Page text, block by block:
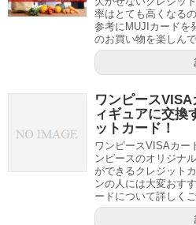
率はとても高くなる
参考にMUJIカードを
のお買い物を楽しん
ワンピース
ィギュアに交換
ットカード！
ワンピースVISAカー
ンピースのオリジナ
ができるクレジット
ンの人には大変おす
ードについて詳しく